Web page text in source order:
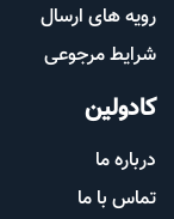
رویه های ارسال
شرایط مرجوعی
کادولین
درباره ما
تماس با ما